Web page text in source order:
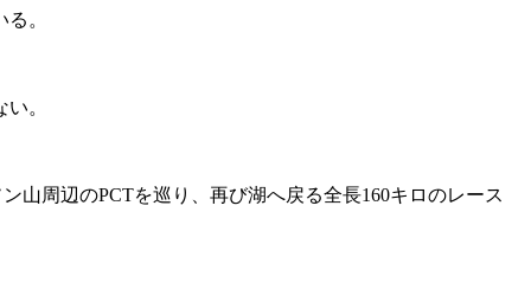
。
。
山周辺のPCTを巡り、再び湖へ戻る全長160キロのレース